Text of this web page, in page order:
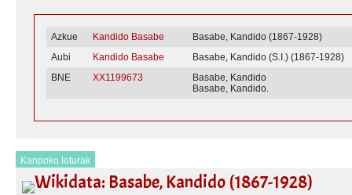
Azkue Kandido Basabe
Basabe, Kandido (1867-1928)
Aubi
Kandido Basabe
Basabe, Kandido (S.I.) (1867-1928)
BNE
XX1199673
Basabe, Kandido
Basabe, Kandido.
Kanpoko loturak
Wikidata: Basabe, Kandido (1867-1928)